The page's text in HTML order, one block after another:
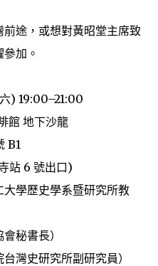
途，或想對黃昭堂主席致
加。
) 19:00–21:00
館 地下沙龍
B1
6 號出口)
大學歷史學系暨研究所教
書長）
史研究所副研究員）